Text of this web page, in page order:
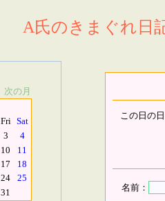
A氏のきまぐれ日
次の月
Fri Sat
3
4
10
11
17
18
24
25
31
この日の
名前：